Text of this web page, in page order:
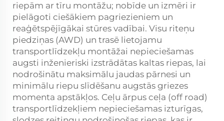
riepām ar tīru montāžu; nobīde un izmēri ir
pielāgoti ciešākiem pagriezieniem un
reaģētspējīgākai stūres vadībai. Visu riteņu
piedziņas (AWD) un trasē lietojamu
transportlīdzekļu montāžai nepieciešamas
augsti inženieriski izstrādātas kaltas riepas, lai
nodrošinātu maksimālu jaudas pārnesi un
minimālu riepu slīdēšanu augstās griezes
momenta apstākļos. Ceļu ārpus ceļa (off road)
transportlīdzekļiem nepieciešamas izturīgas,